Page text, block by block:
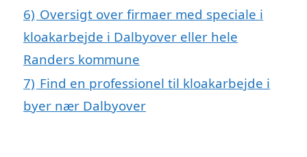
6) Oversigt over firmaer med speciale i
kloakarbejde i Dalbyover eller hele
Randers kommune
7) Find en professionel til kloakarbejde i
byer nær Dalbyover